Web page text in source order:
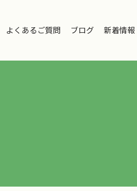
よくあるご質問 ブログ 新着情報